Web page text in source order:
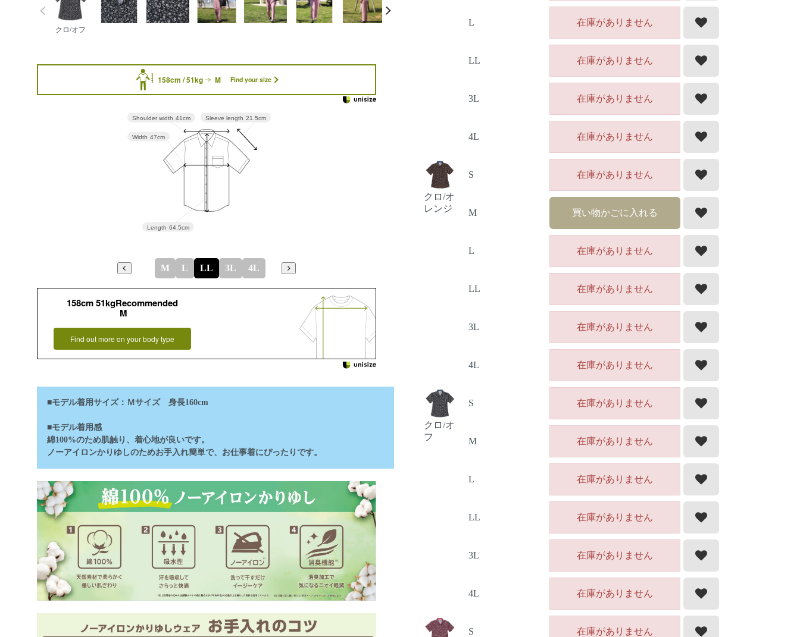
クロ/オフ
158cm / 51kg M Find your size
Sleeve length 21.5cm
Length 64.5cm
Width 47cm
Shoulder width 41cm
M L LL 3L 4L
158cm 51kgRecommended
M
Find out more on your body type
■モデル着用サイズ：Ｍサイズ 身長160cm
■モデル着用感
綿100%のため肌触り、着心地が良いです。
ノーアイロンかりゆしのためお手入れ簡単で、お仕事着にぴったりです。
L 在庫がありません
LL 在庫がありません
3L 在庫がありません
4L 在庫がありません
クロ/オ
レンジ
S 在庫がありません
M 買い物かごに入れる
L 在庫がありません
LL 在庫がありません
3L 在庫がありません
4L 在庫がありません
クロ/オ
フ
S 在庫がありません
M 在庫がありません
L 在庫がありません
LL 在庫がありません
3L 在庫がありません
4L 在庫がありません
S 在庫がありません